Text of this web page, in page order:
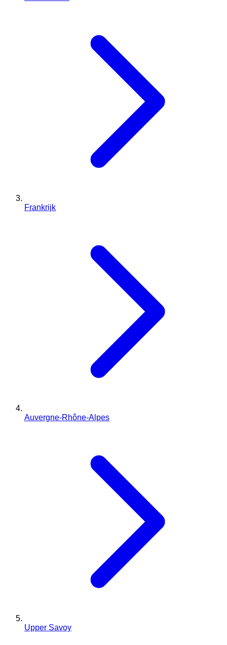
Frankrijk
Auvergne-Rhône-Alpes
Upper Savoy